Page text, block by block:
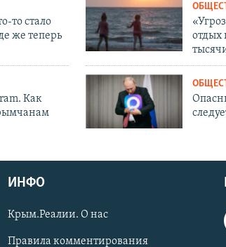
то стало
же теперь
отдых
Как
ИНФО
Крым.Реалии. О нас
Правила комментирования